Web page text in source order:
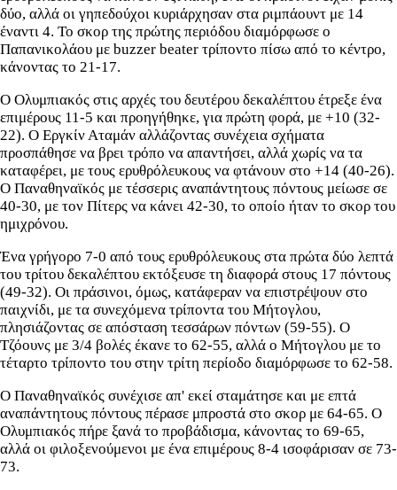
δύο, αλλά οι γηπεδούχοι κυριάρχησαν στα ριμπάουντ με 14
έναντι 4. Το σκορ της πρώτης περιόδου διαμόρφωσε ο
Παπανικολάου με buzzer beater τρίποντο πίσω από το κέντρο,
κάνοντας το 21-17.
Ο Ολυμπιακός στις αρχές του δευτέρου δεκαλέπτου έτρεξε ένα
επιμέρους 11-5 και προηγήθηκε, για πρώτη φορά, με +10 (32-
22). Ο Εργκίν Αταμάν αλλάζοντας συνέχεια σχήματα
προσπάθησε να βρει τρόπο να απαντήσει, αλλά χωρίς να τα
καταφέρει, με τους ερυθρόλευκους να φτάνουν στο +14 (40-26).
Ο Παναθηναϊκός με τέσσερις αναπάντητους πόντους μείωσε σε
40-30, με τον Πίτερς να κάνει 42-30, το οποίο ήταν το σκορ του
ημιχρόνου.
Ένα γρήγορο 7-0 από τους ερυθρόλευκους στα πρώτα δύο λεπτά
του τρίτου δεκαλέπτου εκτόξευσε τη διαφορά στους 17 πόντους
(49-32). Οι πράσινοι, όμως, κατάφεραν να επιστρέψουν στο
παιχνίδι, με τα συνεχόμενα τρίποντα του Μήτογλου,
πλησιάζοντας σε απόσταση τεσσάρων πόντων (59-55). Ο
Τζόουνς με 3/4 βολές έκανε το 62-55, αλλά ο Μήτογλου με το
τέταρτο τρίποντο του στην τρίτη περίοδο διαμόρφωσε το 62-58.
Ο Παναθηναϊκός συνέχισε απ' εκεί σταμάτησε και με επτά
αναπάντητους πόντους πέρασε μπροστά στο σκορ με 64-65. Ο
Ολυμπιακός πήρε ξανά το προβάδισμα, κάνοντας το 69-65,
αλλά οι φιλοξενούμενοι με ένα επιμέρους 8-4 ισοφάρισαν σε 73-
73.